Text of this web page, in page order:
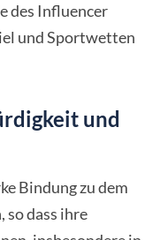
des Influencer
und Sportwetten
und
Bindung zu dem
so dass ihre